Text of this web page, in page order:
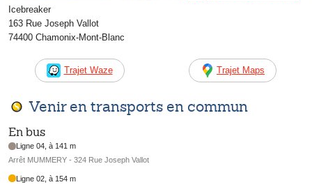
Icebreaker
163 Rue Joseph Vallot
74400 Chamonix-Mont-Blanc
Trajet Waze Trajet Maps
Venir en transports en commun
En bus
Ligne 04, à 141 m
Arrêt MUMMERY - 324 Rue Joseph Vallot
Ligne 02, à 154 m